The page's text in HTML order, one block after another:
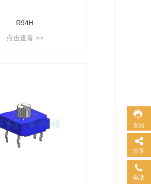
R94H
点击查看 >>
客服
分享
电话